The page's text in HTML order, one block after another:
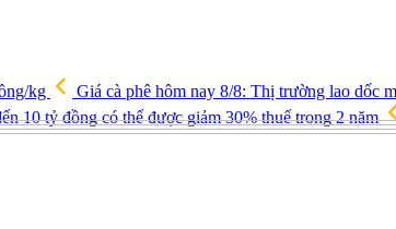
kg
Giá cà phê hôm nay 8/8: Thị trường lao dốc
10 tỷ đồng có thể được giảm 30% thuế trong 2 năm